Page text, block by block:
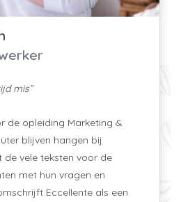
mis”
de opleiding Marketing &
blijven hangen bij
de vele teksten voor de
met hun vragen en
Eccellente als een